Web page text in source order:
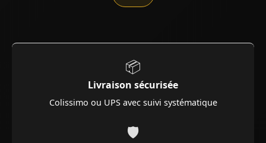
📦
Livraison sécurisée
Colissimo ou UPS avec suivi systématique
🛡️